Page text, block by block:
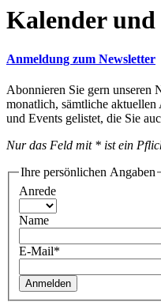
Kalender und
Anmeldung zum Newsletter
Abonnieren Sie gern unseren
monatlich, sämtliche aktuellen
und Events gelistet, die Sie
Nur das Feld mit * ist ein
Ihre persönlichen Angaben
Anrede
Name
E-Mail*
Anmelden